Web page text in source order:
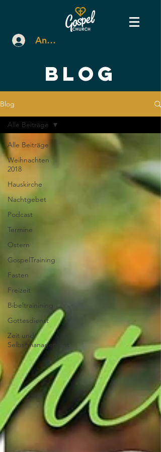
Anmelden
BLOG
Blog
Alle Beiträge
Weihnachten
2018
Hauskirche
Nachtgebet
Podcast
Termine
Ostern
GospelTraining
Fasten
Freizeit
Bibeltrainining
Gottesdienst
Zeit und
Selbstmanagement
Alle Beiträge